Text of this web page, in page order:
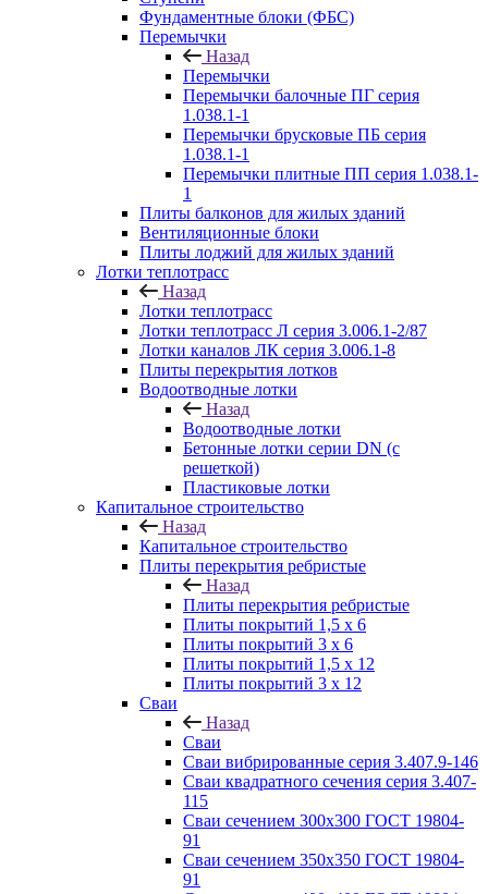
Фундаментные блоки (ФБС)
Перемычки
Назад
Перемычки
Перемычки балочные ПГ серия
1.038.1-1
Перемычки брусковые ПБ серия
1.038.1-1
Перемычки плитные ПП серия 1.038.1-
1
Плиты балконов для жилых зданий
Вентиляционные блоки
Плиты лоджий для жилых зданий
Лотки теплотрасс
Назад
Лотки теплотрасс
Лотки теплотрасс Л серия 3.006.1-2/87
Лотки каналов ЛК серия 3.006.1-8
Плиты перекрытия лотков
Водоотводные лотки
Назад
Водоотводные лотки
Бетонные лотки серии DN (с
решеткой)
Пластиковые лотки
Капитальное строительство
Назад
Капитальное строительство
Плиты перекрытия ребристые
Назад
Плиты перекрытия ребристые
Плиты покрытий 1,5 x 6
Плиты покрытий 3 x 6
Плиты покрытий 1,5 x 12
Плиты покрытий 3 x 12
Сваи
Назад
Сваи
Сваи вибрированные серия 3.407.9-146
Сваи квадратного сечения серия 3.407-
115
Сваи сечением 300х300 ГОСТ 19804-
91
Сваи сечением 350х350 ГОСТ 19804-
91